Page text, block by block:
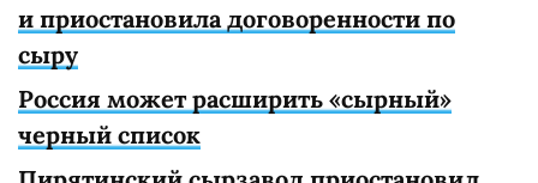
и приостановила договоренности по
сыру
Россия может расширить «сырный»
черный список